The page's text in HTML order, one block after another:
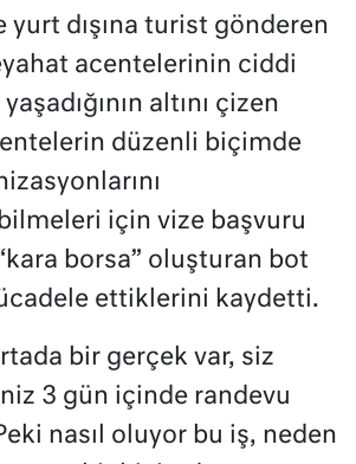
yurt dışına turist gönderen
acentelerinin ciddi
altını çizen
düzenli biçimde
için vize başvuru
borsa” oluşturan bot
ettiklerini kaydetti.
bir gerçek var, siz
3 gün içinde randevu
nasıl oluyor bu iş, neden